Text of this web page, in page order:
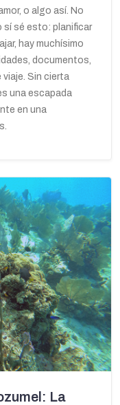
o algo así. No
sí sé esto: planificar
hay muchísimo
documentos,
Sin cierta
una escapada
en una
La